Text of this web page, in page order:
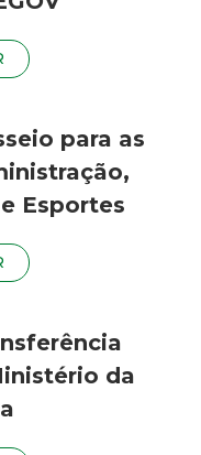
para as
Esportes
da